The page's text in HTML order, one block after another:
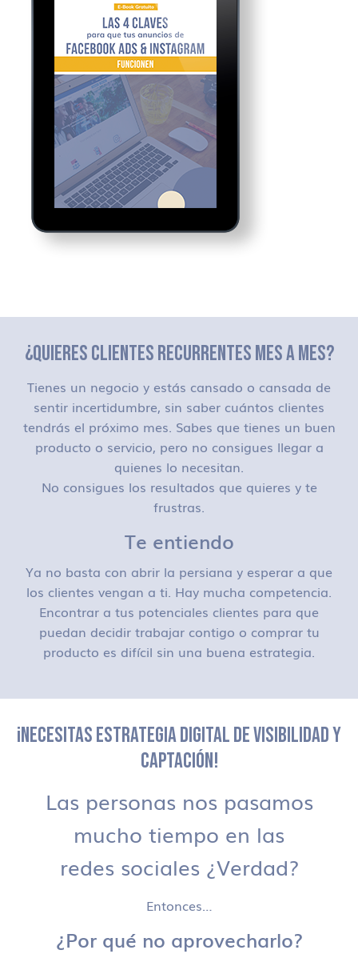
¿QUIERES CLIENTES RECURRENTES MES A MES?
Tienes un negocio y estás cansado o cansada de
sentir incertidumbre, sin saber cuántos clientes
tendrás el próximo mes. Sabes que tienes un buen
producto o servicio, pero no consigues llegar a
quienes lo necesitan.
No consigues los resultados que quieres y te
frustras.
Te entiendo
Ya no basta con abrir la persiana y esperar a que
los clientes vengan a ti. Hay mucha competencia.
Encontrar a tus potenciales clientes para que
puedan decidir trabajar contigo o comprar tu
producto es difícil sin una buena estrategia.
¡NECESITAS ESTRATEGIA DIGITAL DE VISIBILIDAD Y
CAPTACIÓN!
Las personas nos pasamos
mucho tiempo en las
redes sociales ¿Verdad?
Entonces…
¿Por qué no aprovecharlo?